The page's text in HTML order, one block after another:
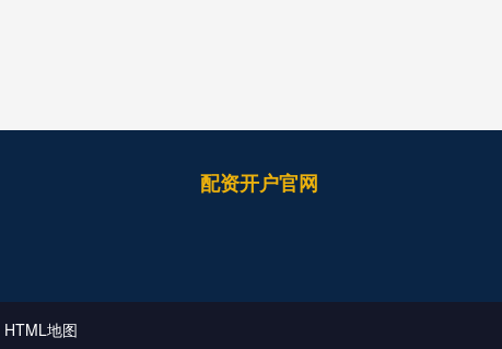
配资开户官网
HTML地图